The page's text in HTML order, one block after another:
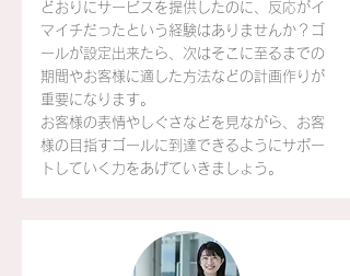
どおりにサービスを提供したのに、反応がイ
マイチだったという経験はありませんか？ゴ
ールが設定出来たら、次はそこに至るまでの
期間やお客様に適した方法などの計画作りが
重要になります。
お客様の表情やしぐさなどを見ながら、お客
様の目指すゴールに到達できるようにサポー
トしていく力をあげていきましょう。